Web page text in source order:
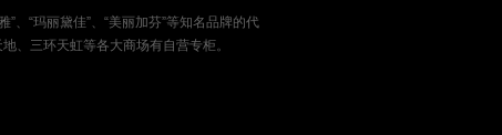
、“玛丽黛佳”、“美丽加芬”等知名品牌的代
、三环天虹等各大商场有自营专柜。